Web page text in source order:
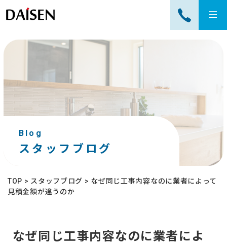
Blog
スタッフブログ
TOP > スタッフブログ > なぜ同じ工事内容なのに業者によって
見積金額が違うのか
なぜ同じ工事内容なのに業者によ